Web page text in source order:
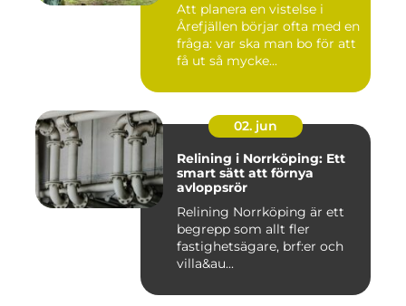
Att planera en vistelse i
Årefjällen börjar ofta med en
fråga: var ska man bo för att
få ut så mycke...
02. jun
Relining i Norrköping: Ett
smart sätt att förnya
avloppsrör
Relining Norrköping är ett
begrepp som allt fler
fastighetsägare, brf:er och
villa&au...